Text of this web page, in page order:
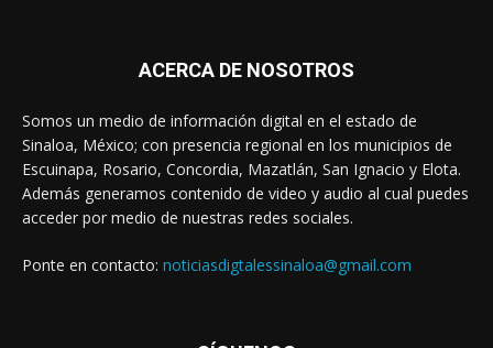
ACERCA DE NOSOTROS
Somos un medio de información digital en el estado de
Sinaloa, México; con presencia regional en los municipios de
Escuinapa, Rosario, Concordia, Mazatlán, San Ignacio y Elota.
Además generamos contenido de video y audio al cual puedes
acceder por medio de nuestras redes sociales.
Ponte en contacto: noticiasdigtalessinaloa@gmail.com